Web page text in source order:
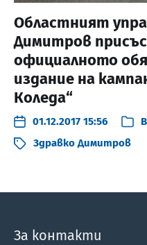
Областният
Димитров
официалното
издание на
Коледа“
01.12.2017 15:56 В
Здравко Димитров
За контакти